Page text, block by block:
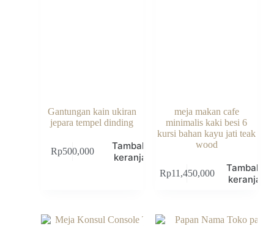
Gantungan kain ukiran
jepara tempel dinding
Rp500,000
Tambah ke
keranjang
meja makan cafe
minimalis kaki besi 6
kursi bahan kayu jati teak
wood
Rp11,450,000
Tambah ke
keranjang